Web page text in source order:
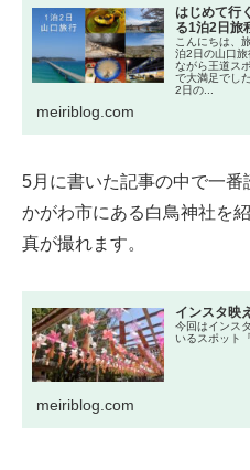
はじめて行
る1泊2日旅
こんにちは、
泊2日の山口
ながら王道ス
で大満足でし
2日の...
meiriblog.com
5月に書いた記事の中で一
かがわ市にある白鳥神社を
真が撮れます。
インスタ映
今回はインス
いるスポット
meiriblog.com